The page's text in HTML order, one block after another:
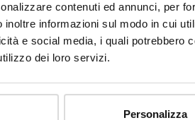
contenuti ed annunci, per
inoltre informazioni sul modo in cui
e social media, i quali potrebbero
dei loro servizi.
Personalizza
da 15.900 € o 79 € al mese